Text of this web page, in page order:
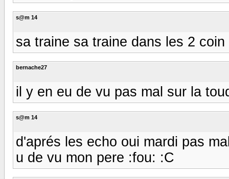
s@m 14
sa traine sa traine dans les 2 coin
bernache27
il y en eu de vu pas mal sur la
s@m 14
d'aprés les echo oui mardi pas
u de vu mon pere :fou: :C